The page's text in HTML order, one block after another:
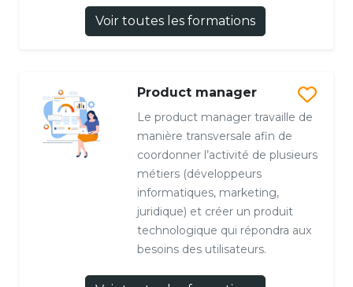
Voir toutes les formations
Product manager
Le product manager travaille de
manière transversale afin de
coordonner l’activité de plusieurs
métiers (développeurs
informatiques, marketing,
juridique) et créer un produit
technologique qui répondra aux
besoins des utilisateurs.